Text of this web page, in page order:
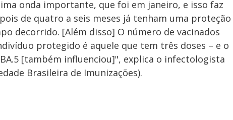
onda importante, que foi em janeiro, e isso faz
de quatro a seis meses já tenham uma proteção
decorrido. [Além disso] O número de vacinados
protegido é aquele que tem três doses – e o
[também influenciou]", explica o infectologista
Brasileira de Imunizações).